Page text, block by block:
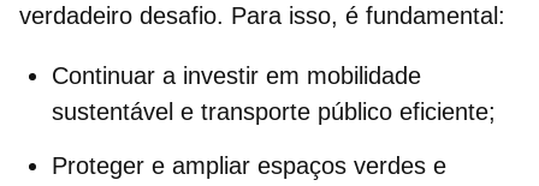
verdadeiro desafio. Para isso, é fundamental:
Continuar a investir em mobilidade
sustentável e transporte público eficiente;
Proteger e ampliar espaços verdes e